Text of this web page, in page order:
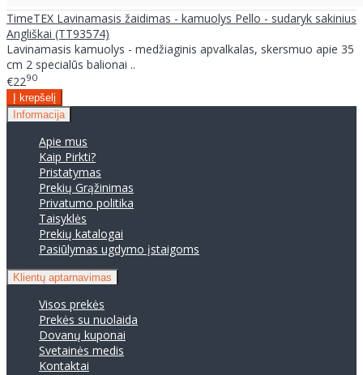
TimeTEX Lavinamasis žaidimas - kamuolys Pello - sudaryk sakinius
Angliškai (TT93574)
Lavinamasis kamuolys - medžiaginis apvalkalas, skersmuo apie 35
cm 2 specialūs balionai ..
€2290
Informacija
Apie mus
Kaip Pirkti?
Pristatymas
Prekių Grąžinimas
Privatumo politika
Taisyklės
Prekių katalogai
Pasiūlymas ugdymo įstaigoms
Klientų aptarnavimas
Visos prekės
Prekės su nuolaida
Dovanų kuponai
Svetainės medis
Kontaktai